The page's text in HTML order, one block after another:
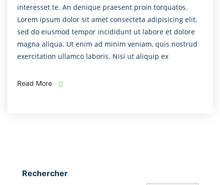
interesset te. An denique praesent proin torquatos.
Lorem ipsum dolor sit amet consecteta adipisicing elit,
sed do eiusmod tempor incididunt ut labore et dolore
magna aliqua. Ut enim ad minim veniam, quis nostrud
exercitation ullamco laboris. Nisi ut aliquip ex
Read More
Rechercher